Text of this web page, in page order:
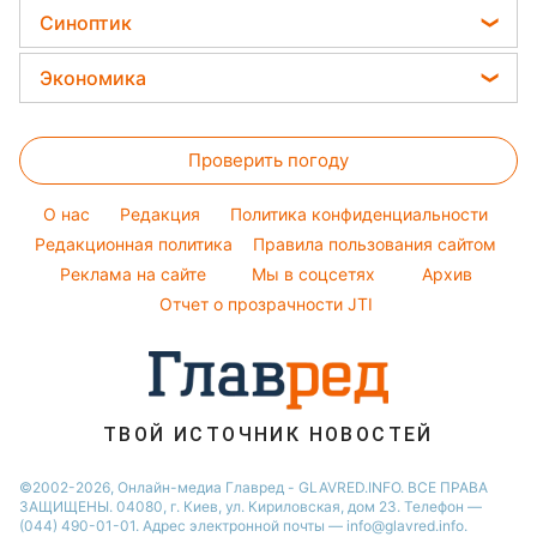
Ольга Сумская
Елена Зеленская
Ани Лорак
Кейт Миддлтон
Новости Одессы
Новости Запорожья
Новости Львова
Новости Днепра
Красивый маникюр
Модные ошибки
Новости моды
Простые блюда
Легкие десерты
Праздничное меню
Все о сале
Уборка
Авто
Стирка
Комнатные растения
Синоптик
Прогноз погоды
Магнитные бури
Погода на сегодня
Погода на завтра
Пылевая буря
Экономика
Денежная помощь
Тарифы
Курс валют
Проверить погоду
O нас Редакция
Политика конфиденциальности
Редакционная политика
Правила пользования сайтом
Реклама на сайте
Мы в соцсетях
Архив
Отчет о прозрачности JTI
ТВОЙ ИСТОЧНИК НОВОСТЕЙ
©2002-2026, Онлайн-медиа Главред - GLAVRED.INFO. ВСЕ ПРАВА
ЗАЩИЩЕНЫ. 04080, г. Киев, ул. Кириловская, дом 23. Телефон —
(044) 490-01-01. Адрес электронной почты — info@glavred.info.